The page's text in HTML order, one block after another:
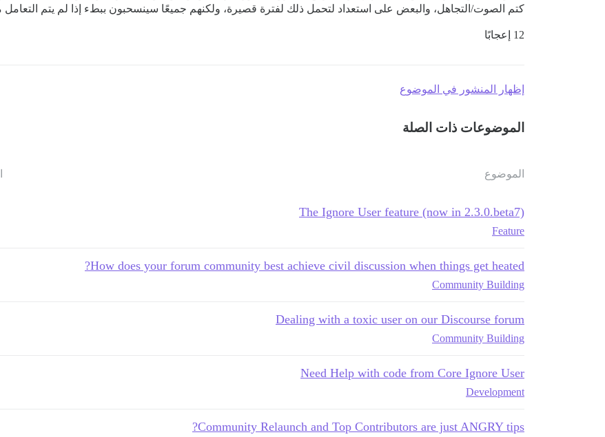
كتم الصوت/التجاهل، والبعض على استعداد لتحمل ذلك لفترة قصيرة، ولكنهم جميعًا سينسحبون ببطء إذا لم يتم التعامل
12 إعجابًا
إظهار المنشور في الموضوع
الموضوعات ذات الصلة
الموضوع
The Ignore User feature (now in 2.3.0.beta7)
Feature
How does your forum community best achieve civil discussion when things get heated?
Community Building
Dealing with a toxic user on our Discourse forum
Community Building
Need Help with code from Core Ignore User
Development
Community Relaunch and Top Contributors are just ANGRY tips?